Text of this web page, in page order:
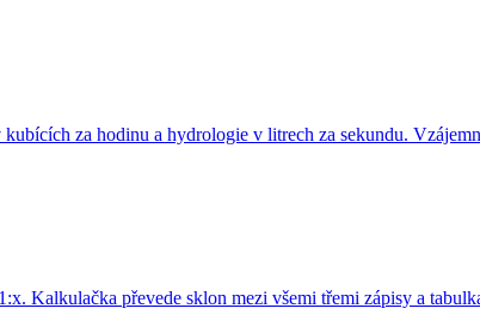
za hodinu a hydrologie v litrech za sekundu.
Kalkulačka převede sklon mezi všemi třemi zápisy a